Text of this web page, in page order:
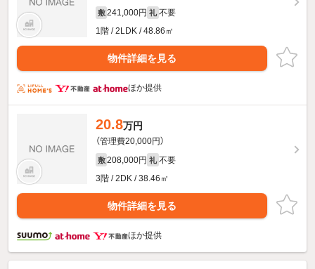
敷 241,000円 礼 不要
1階 / 2LDK / 48.86㎡
物件詳細を見る
ほか提供
20.8万円
（管理費20,000円）
敷 208,000円 礼 不要
3階 / 2DK / 38.46㎡
物件詳細を見る
ほか提供